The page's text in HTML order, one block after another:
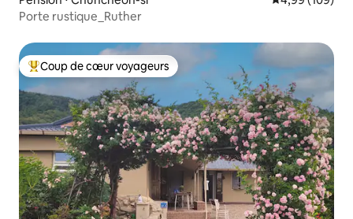
Porte rustique_Ruther
Coups de cœur voyageurs les plus appréciés
Coup de cœur voyageurs